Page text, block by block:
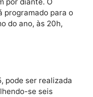
para outros
de ausência de
6 números, o
por diante. O
do ano, às 20h,